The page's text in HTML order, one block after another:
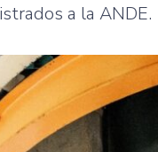
a la ANDE.